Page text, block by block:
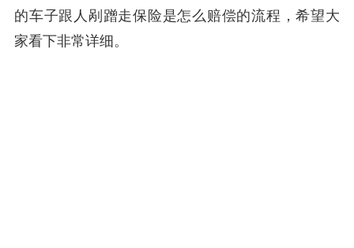
的车子跟人剐蹭走保险是怎么赔偿的流程，希望大
家看下非常详细。